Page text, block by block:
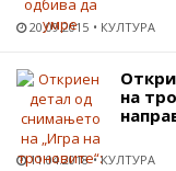
20.09.2015 КУЛТУРА
на
11.04.2018 КУЛТУРА